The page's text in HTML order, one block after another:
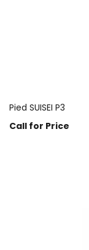
Pied SUISEI P3
Call for Price